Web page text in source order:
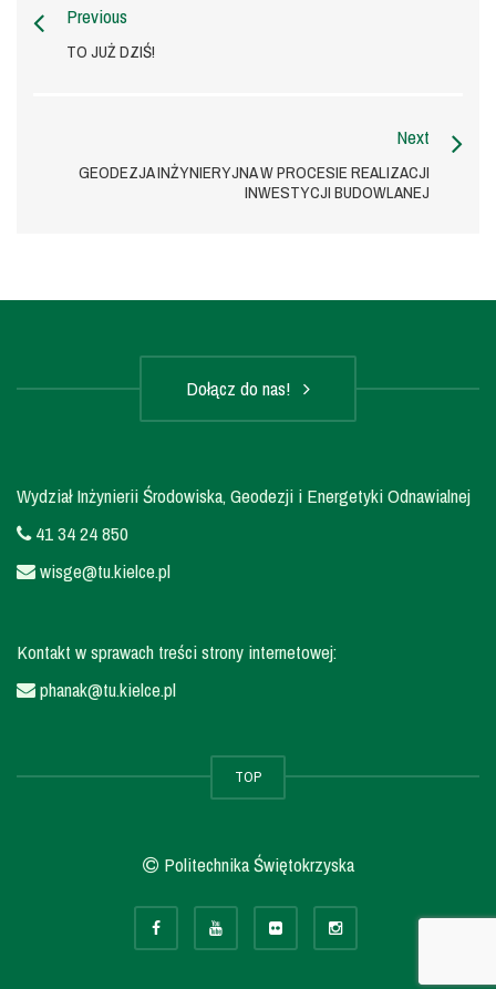
Previous
TO JUŻ DZIŚ!
Next
GEODEZJA INŻYNIERYJNA W PROCESIE REALIZACJI
INWESTYCJI BUDOWLANEJ
Dołącz do nas!
Wydział Inżynierii Środowiska, Geodezji i Energetyki Odnawialnej
41 34 24 850
wisge@tu.kielce.pl
Kontakt w sprawach treści strony internetowej:
phanak@tu.kielce.pl
TOP
Politechnika Świętokrzyska